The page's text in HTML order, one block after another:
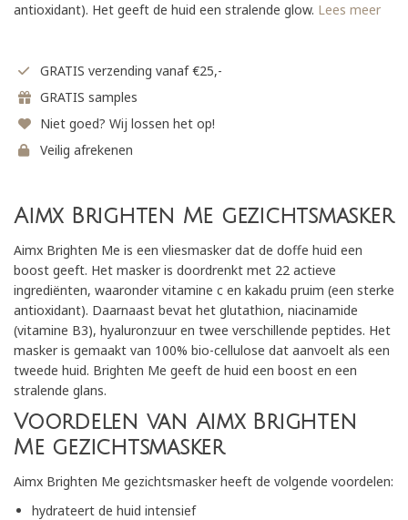
antioxidant). Het geeft de huid een stralende glow. Lees meer
GRATIS verzending vanaf €25,-
GRATIS samples
Niet goed? Wij lossen het op!
Veilig afrekenen
Aimx Brighten Me gezichtsmasker
Aimx Brighten Me is een vliesmasker dat de doffe huid een
boost geeft. Het masker is doordrenkt met 22 actieve
ingrediënten, waaronder vitamine c en kakadu pruim (een sterke
antioxidant). Daarnaast bevat het glutathion, niacinamide
(vitamine B3), hyaluronzuur en twee verschillende peptides. Het
masker is gemaakt van 100% bio-cellulose dat aanvoelt als een
tweede huid. Brighten Me geeft de huid een boost en een
stralende glans.
Voordelen van Aimx Brighten
Me gezichtsmasker
Aimx Brighten Me gezichtsmasker heeft de volgende voordelen:
hydrateert de huid intensief